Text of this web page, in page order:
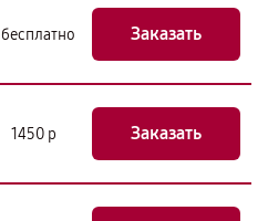
бесплатно Заказать
1450 р Заказать